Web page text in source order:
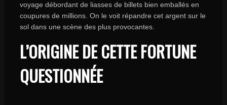
voyage débordant de liasses de billets bien emballés en
coupures de millions. On le voit répandre cet argent sur le
sol dans une scène des plus provocantes.
L’ORIGINE DE CETTE FORTUNE
QUESTIONNÉE